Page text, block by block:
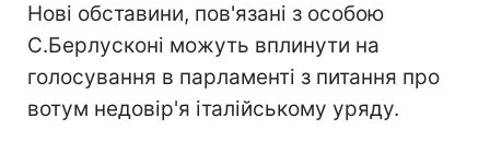
Нові обставини, пов'язані з особою
С.Берлусконі можуть вплинути на
голосування в парламенті з питання про
вотум недовір'я італійському уряду.